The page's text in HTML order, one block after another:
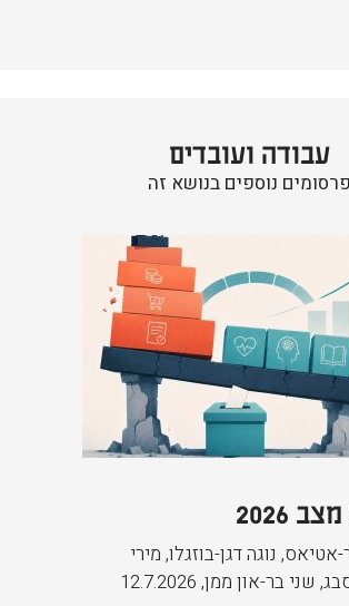
עבודה ועובדים
פרסומים נוספים בנושא זה
2026
אטיאס, נוגה דגן-בוזגלו, מירי
שני בר-און ממן,
12.7.2026